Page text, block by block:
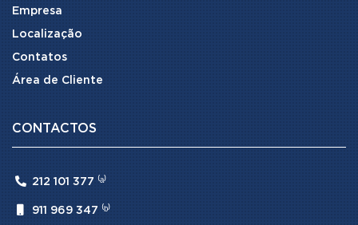
Empresa
Localização
Contatos
Área de Cliente
CONTACTOS
 212 101 377 ⁽ᵃ⁾
911 969 347 ⁽ᵇ⁾